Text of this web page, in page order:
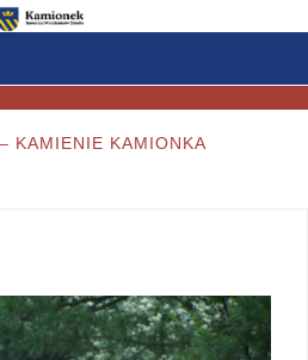
KAMIENIE KAMIONKA